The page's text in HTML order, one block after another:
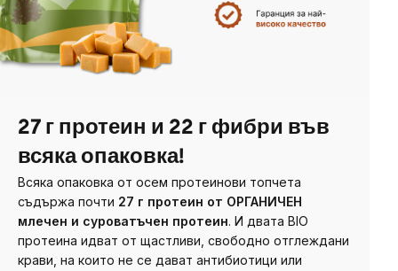
27 г протеин и 22 г фибри във
всяка опаковка!
Всяка опаковка от осем протеинови топчета
съдържа почти 27 г протеин от ОРГАНИЧЕН
млечен и суроватъчен протеин. И двата BIO
протеина идват от щастливи, свободно отглеждани
крави, на които не се дават антибиотици или